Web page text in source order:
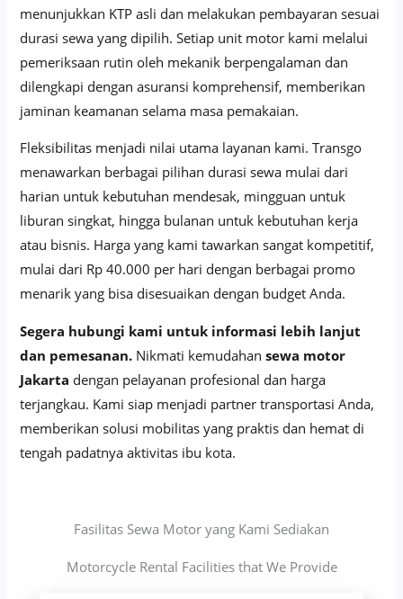
menunjukkan KTP asli dan melakukan pembayaran sesuai
durasi sewa yang dipilih. Setiap unit motor kami melalui
pemeriksaan rutin oleh mekanik berpengalaman dan
dilengkapi dengan asuransi komprehensif, memberikan
jaminan keamanan selama masa pemakaian.
Fleksibilitas menjadi nilai utama layanan kami. Transgo
menawarkan berbagai pilihan durasi sewa mulai dari
harian untuk kebutuhan mendesak, mingguan untuk
liburan singkat, hingga bulanan untuk kebutuhan kerja
atau bisnis. Harga yang kami tawarkan sangat kompetitif,
mulai dari Rp 40.000 per hari dengan berbagai promo
menarik yang bisa disesuaikan dengan budget Anda.
Segera hubungi kami untuk informasi lebih lanjut
dan pemesanan. Nikmati kemudahansewa motor
Jakarta dengan pelayanan profesional dan harga
terjangkau. Kami siap menjadi partner transportasi Anda,
memberikan solusi mobilitas yang praktis dan hemat di
tengah padatnya aktivitas ibu kota.
Fasilitas Sewa Motor yang Kami Sediakan
Motorcycle Rental Facilities that We Provide